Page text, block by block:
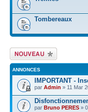
Tombereaux
Écrire un nouveau
sujet
ANNONCES
IMPORTANT -
par Admin » 11 Mar
par Bruno PERES »